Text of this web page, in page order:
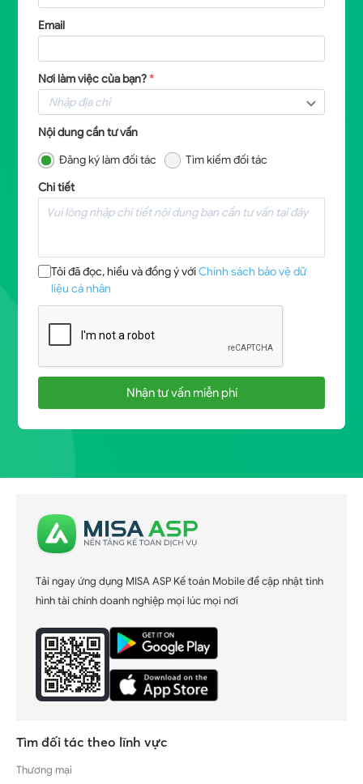
Email
Nơi làm việc của bạn?*
Nội dung cần tư vấn
Đăng ký làm đối tác
Tìm kiếm đối tác
Chi tiết
Tôi đã đọc, hiểu và đồng ý vớiChính sách bảo vệ dữ
liệu cá nhân
Nhận tư vấn miễn phí
Tải ngay ứng dụng MISA ASP Kế toán Mobile để cập nhật tình
hình tài chính doanh nghiệp mọi lúc mọi nơi
Tìm đối tác theo lĩnh vực
Thương mại